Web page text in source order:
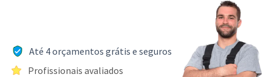
Até 4 orçamentos grátis e seguros
Profissionais avaliados